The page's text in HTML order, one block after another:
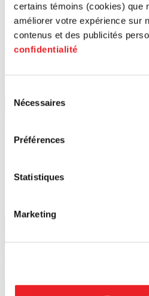
certains témoins (cookies) que
améliorer votre expérience sur
contenus et des publicités
confidentialité
Nécessaires
Préférences
Statistiques
Marketing